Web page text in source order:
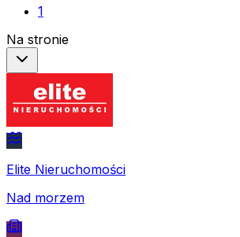
1
Na stronie
Elite Nieruchomości
Nad morzem